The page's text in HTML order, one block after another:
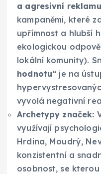
a agresivní reklamu
kampaněmi, které
upřímnost a hlubší
ekologickou
lokální komunity).
hodnotu“ je na
vyvolá negativní
Archetypy značek:
využívají
Hrdina, Moudrý,
konzistentní a
osobnost, se